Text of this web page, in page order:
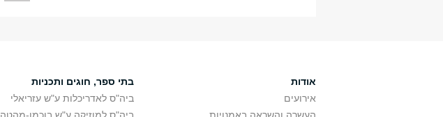
אודות
אירועים
בתי ספר, חוגים ותכניות
ביה"ס לאדריכלות ע"ש עזריאלי